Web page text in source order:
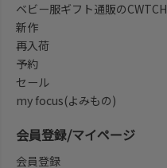
ベビー服ギフト通販のCWTCH
新作
再入荷
予約
セール
my focus(よみもの)
会員登録/マイページ
会員登録